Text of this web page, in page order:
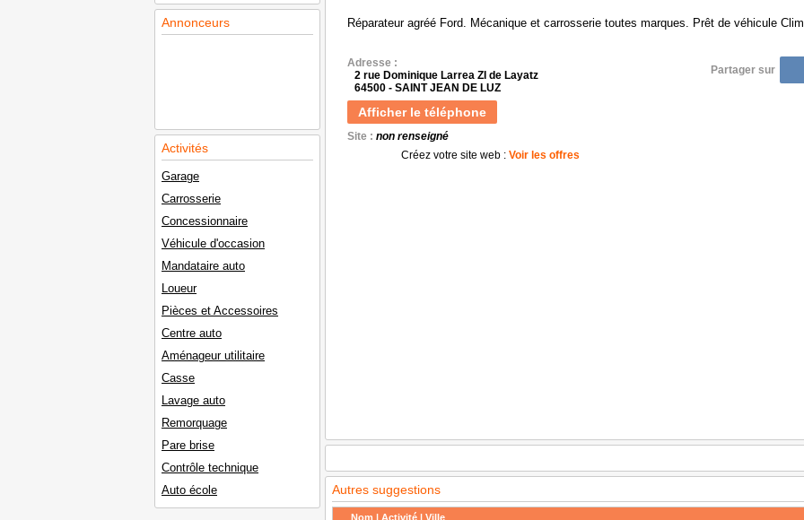
Annonceurs
Activités
Garage
Carrosserie
Concessionnaire
Véhicule d'occasion
Mandataire auto
Loueur
Pièces et Accessoires
Centre auto
Aménageur utilitaire
Casse
Lavage auto
Remorquage
Pare brise
Contrôle technique
Auto école
Réparateur agréé Ford. Mécanique et carrosserie toutes marques. Prêt de véhicule
Adresse :
2 rue Dominique Larrea ZI de Layatz
64500 - SAINT JEAN DE LUZ
Afficher le téléphone
Site : non renseigné
Créez votre site web : Voir les offres
Partager sur
Autres suggestions
Nom | Activité | Ville